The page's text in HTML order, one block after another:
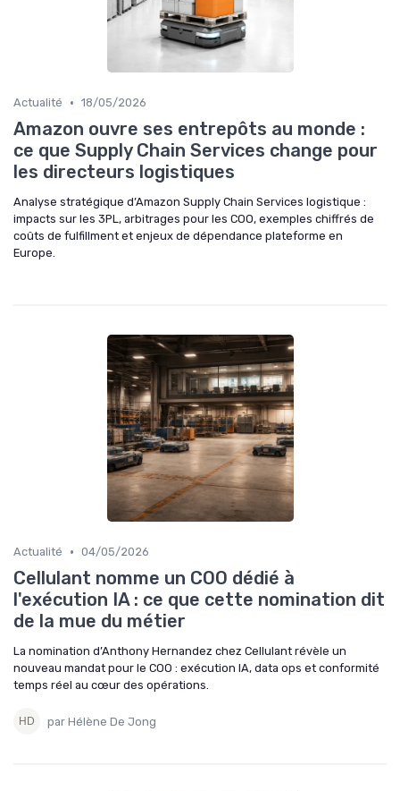
Actualité • 18/05/2026
Amazon ouvre ses entrepôts au monde :
ce que Supply Chain Services change pour
les directeurs logistiques
Analyse stratégique d’Amazon Supply Chain Services logistique :
impacts sur les 3PL, arbitrages pour les COO, exemples chiffrés de
coûts de fulfillment et enjeux de dépendance plateforme en
Europe.
Actualité • 04/05/2026
Cellulant nomme un COO dédié à
l'exécution IA : ce que cette nomination dit
de la mue du métier
La nomination d’Anthony Hernandez chez Cellulant révèle un
nouveau mandat pour le COO : exécution IA, data ops et conformité
temps réel au cœur des opérations.
par Hélène De Jong